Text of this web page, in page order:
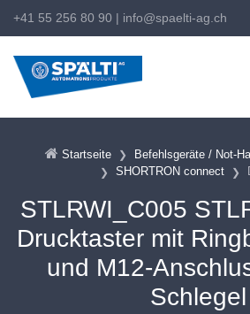
+41 55 256 80 90 | info@spaelti-ag.ch
Startseite Befehlsgeräte / Not-
SHORTRON connect
STLRWI_C005
Drucktaster mit
und M12-
Schlegel